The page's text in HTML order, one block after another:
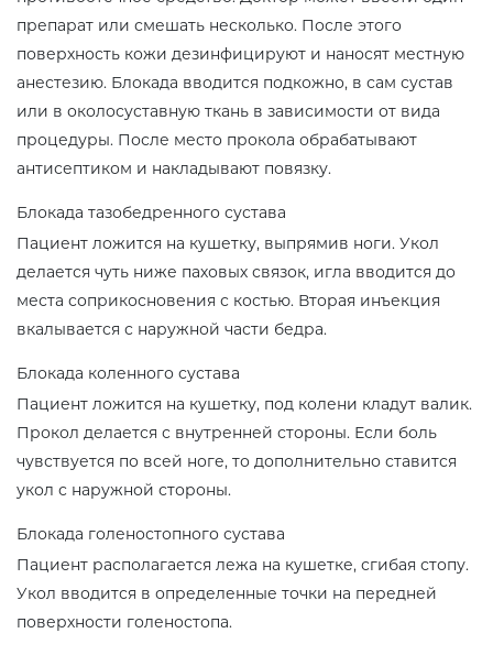
препарат или смешать несколько. После этого
поверхность кожи дезинфицируют и наносят местную
анестезию. Блокада вводится подкожно, в сам сустав
или в околосуставную ткань в зависимости от вида
процедуры. После место прокола обрабатывают
антисептиком и накладывают повязку.
Блокада тазобедренного сустава
Пациент ложится на кушетку, выпрямив ноги. Укол
делается чуть ниже паховых связок, игла вводится до
места соприкосновения с костью. Вторая инъекция
вкалывается с наружной части бедра.
Блокада коленного сустава
Пациент ложится на кушетку, под колени кладут валик.
Прокол делается с внутренней стороны. Если боль
чувствуется по всей ноге, то дополнительно ставится
укол с наружной стороны.
Блокада голеностопного сустава
Пациент располагается лежа на кушетке, сгибая стопу.
Укол вводится в определенные точки на передней
поверхности голеностопа.